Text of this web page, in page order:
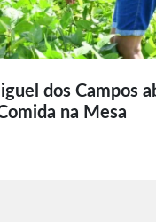
dos Campos
na Mesa